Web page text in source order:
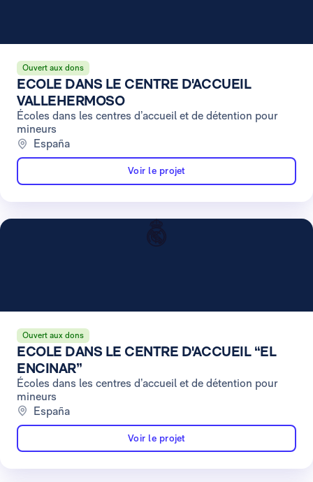
Ouvert aux dons
ECOLE DANS LE CENTRE D'ACCUEIL
VALLEHERMOSO
Écoles dans les centres d’accueil et de détention pour
mineurs
España
Voir le projet
Ouvert aux dons
ECOLE DANS LE CENTRE D'ACCUEIL “EL
ENCINAR”
Écoles dans les centres d’accueil et de détention pour
mineurs
España
Voir le projet